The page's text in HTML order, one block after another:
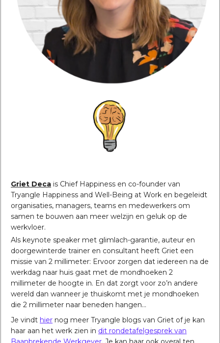
Griet Deca is Chief Happiness en co-founder van
Tryangle Happiness and Well-Being at Work en begeleidt
organisaties, managers, teams en medewerkers om
samen te bouwen aan meer welzijn en geluk op de
werkvloer.
Als keynote speaker met glimlach-garantie, auteur en
doorgewinterde trainer en consultant heeft Griet een
missie van 2 millimeter: Ervoor zorgen dat iedereen na de
werkdag naar huis gaat met de mondhoeken 2
millimeter de hoogte in. En dat zorgt voor zo’n andere
wereld dan wanneer je thuiskomt met je mondhoeken
die 2 millimeter naar beneden hangen…
Je vindt hier nog meer Tryangle blogs van Griet of je kan
haar aan het werk zien in dit rondetafelgesprek van